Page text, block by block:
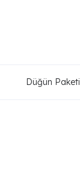
Düğün Paketi